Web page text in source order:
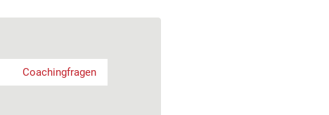
Coachingfragen